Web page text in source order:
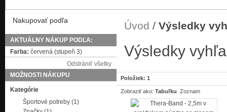
Úvod / Výsledky
Výsledky
Položiek: 1
Zobraziť ako: Tabuľku Zoznam
Nakupovať podľa
AKTUÁLNY NÁKUP PODĽA:
Farba: červená (stupeň 3)
Odstrániť všetky
MOŽNOSTI NÁKUPU
Kategórie
Športové potreby (1)